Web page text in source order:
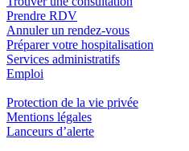
Prendre RDV
Annuler un rendez-vous
Préparer votre hospitalisation
Services administratifs
Emploi​
Protection de la vie privée
Mentions légales
Lanceurs d’alerte